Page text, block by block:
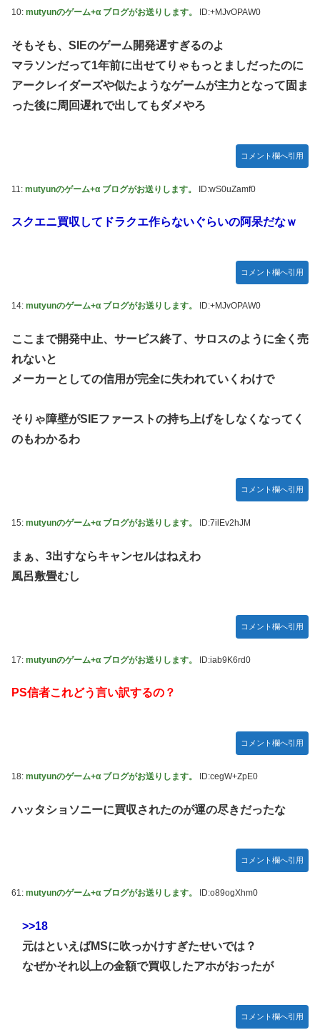
10: mutyunのゲーム+α ブログがお送りします。 ID:+MJvOPAW0
そもそも、SIEのゲーム開発遅すぎるのよ
マラソンだって1年前に出せてりゃもっとましだったのに
アークレイダーズや似たようなゲームが主力となって固ま
った後に周回遅れで出してもダメやろ
コメント欄へ引用
11: mutyunのゲーム+α ブログがお送りします。 ID:wS0uZamf0
スクエニ買収してドラクエ作らないぐらいの阿呆だなｗ
コメント欄へ引用
14: mutyunのゲーム+α ブログがお送りします。 ID:+MJvOPAW0
ここまで開発中止、サービス終了、サロスのように全く売
れないと
メーカーとしての信用が完全に失われていくわけで
そりゃ障壁がSIEファーストの持ち上げをしなくなってく
のもわかるわ
コメント欄へ引用
15: mutyunのゲーム+α ブログがお送りします。 ID:7ilEv2hJM
まぁ、3出すならキャンセルはねえわ
風呂敷畳むし
コメント欄へ引用
17: mutyunのゲーム+α ブログがお送りします。 ID:iab9K6rd0
PS信者これどう言い訳するの？
コメント欄へ引用
18: mutyunのゲーム+α ブログがお送りします。 ID:cegW+ZpE0
ハッタショソニーに買収されたのが運の尽きだったな
コメント欄へ引用
61: mutyunのゲーム+α ブログがお送りします。 ID:o89ogXhm0
>>18
元はといえばMSに吹っかけすぎたせいでは？
なぜかそれ以上の金額で買収したアホがおったが
コメント欄へ引用